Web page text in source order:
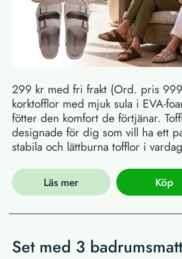
299 kr med fri frakt (Ord. pris
korktofflor med mjuk sula i EVA-
fötter den komfort de förtjänar.
designade för dig som vill ha ett
stabila och lättburna tofflor i
Läs mer Köp
Set med 3